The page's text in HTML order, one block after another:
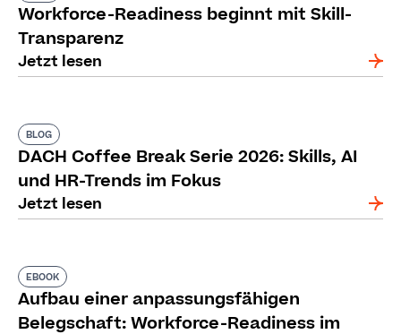
Workforce-Readiness beginnt mit Skill-
Transparenz
Jetzt lesen
BLOG
DACH Coffee Break Serie 2026: Skills, AI
und HR-Trends im Fokus
Jetzt lesen
EBOOK
Aufbau einer anpassungsfähigen
Belegschaft: Workforce-Readiness im